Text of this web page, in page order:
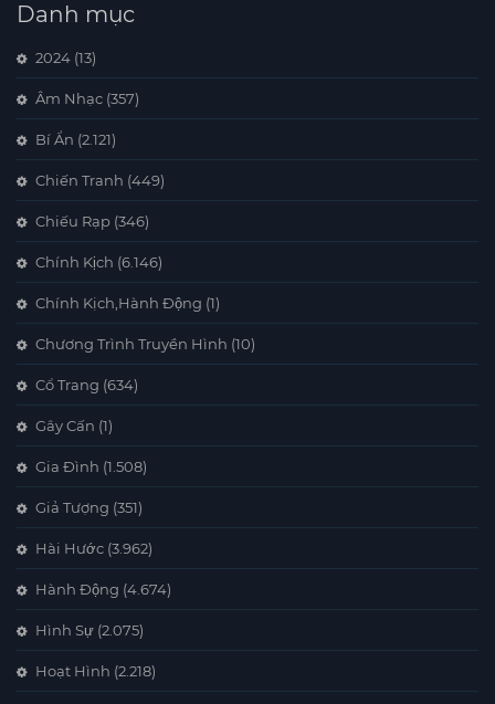
Danh mục
2024 (13)
Âm Nhạc (357)
Bí Ẩn (2.121)
Chiến Tranh (449)
Chiếu Rạp (346)
Chính Kịch (6.146)
Chính Kịch,Hành Động (1)
Chương Trình Truyền Hình (10)
Cổ Trang (634)
Gây Cấn (1)
Gia Đình (1.508)
Giả Tượng (351)
Hài Hước (3.962)
Hành Động (4.674)
Hình Sự (2.075)
Hoạt Hình (2.218)